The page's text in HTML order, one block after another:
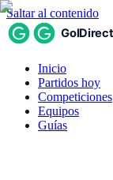
Saltar al contenido
Inicio
Partidos hoy
Competiciones
Equipos
Guías